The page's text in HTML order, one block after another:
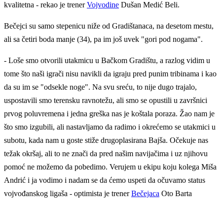
kvalitetna - rekao je trenerVojvodine Dušan Medić Beli.
Bečejci su samo stepenicu niže od Gradištanaca, na desetom mestu,
ali sa četiri boda manje (34), pa im još uvek "gori pod nogama".
- Loše smo otvorili utakmicu u Bačkom Gradištu, a razlog vidim u
tome što naši igrači nisu navikli da igraju pred punim tribinama i kao
da su im se "odsekle noge". Na svu sreću, to nije dugo trajalo,
uspostavili smo terensku ravnotežu, ali smo se opustili u završnici
prvog poluvremena i jedna greška nas je koštala poraza. Žao nam je
što smo izgubili, ali nastavljamo da radimo i okrećemo se utakmici u
subotu, kada nam u goste stiže drugoplasirana Bajša. Očekuje nas
težak okršaj, ali to ne znači da pred našim navijačima i uz njihovu
pomoć ne možemo da pobedimo. Verujem u ekipu koju kolega Miša
Andrić i ja vodimo i nadam se da ćemo uspeti da očuvamo status
vojvođanskog ligaša - optimista je trenerBečejaca Oto Barta